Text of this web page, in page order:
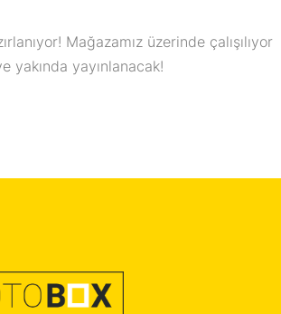
Mağazamız üzerinde çalışılıyor
yakında yayınlanacak!